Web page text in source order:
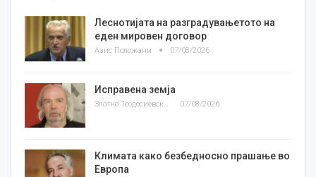
Леснотијата на разградувањетото на
еден мировен договор
Азис Положани 07/08/2026
Исправена земја
07/08/2026
Климата како безбедносно прашање во
Европа